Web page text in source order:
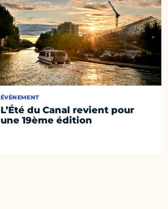
ÉVÈNEMENT
L’Été du Canal revient pour
une 19ème édition